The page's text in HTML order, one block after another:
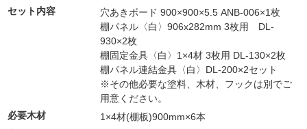
セット内容
穴あきボード 900×900×5.5 ANB-006×1枚
棚パネル〈白〉906x282mm 3枚用 DL-
930×2枚
棚固定金具〈白〉1×4材 3枚用 DL-130×2枚
棚パネル連結金具〈白〉DL-200×2セット
※その他必要な塗料、木材、フックは別でご
用意ください。
必要木材
1×4材(棚板)900mm×6本